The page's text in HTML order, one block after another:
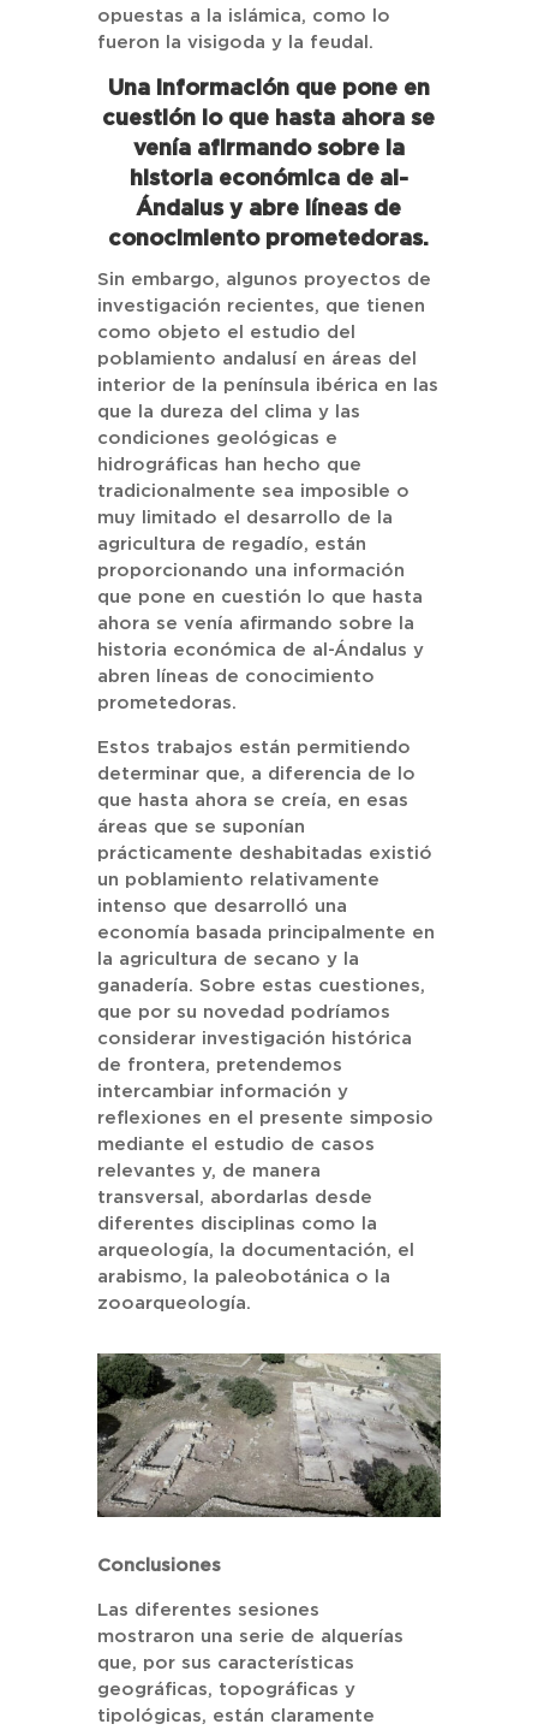
opuestas a la islámica, como lo
fueron la visigoda y la feudal.
Una información que pone en
cuestión lo que hasta ahora se
venía afirmando sobre la
historia económica de al-
Ándalus y abre líneas de
conocimiento prometedoras.
Sin embargo, algunos proyectos de
investigación recientes, que tienen
como objeto el estudio del
poblamiento andalusí en áreas del
interior de la península ibérica en las
que la dureza del clima y las
condiciones geológicas e
hidrográficas han hecho que
tradicionalmente sea imposible o
muy limitado el desarrollo de la
agricultura de regadío, están
proporcionando una información
que pone en cuestión lo que hasta
ahora se venía afirmando sobre la
historia económica de al-Ándalus y
abren líneas de conocimiento
prometedoras.
Estos trabajos están permitiendo
determinar que, a diferencia de lo
que hasta ahora se creía, en esas
áreas que se suponían
prácticamente deshabitadas existió
un poblamiento relativamente
intenso que desarrolló una
economía basada principalmente en
la agricultura de secano y la
ganadería. Sobre estas cuestiones,
que por su novedad podríamos
considerar investigación histórica
de frontera, pretendemos
intercambiar información y
reflexiones en el presente simposio
mediante el estudio de casos
relevantes y, de manera
transversal, abordarlas desde
diferentes disciplinas como la
arqueología, la documentación, el
arabismo, la paleobotánica o la
zooarqueología.
Conclusiones
Las diferentes sesiones
mostraron una serie de alquerías
que, por sus características
geográficas, topográficas y
tipológicas, están claramente